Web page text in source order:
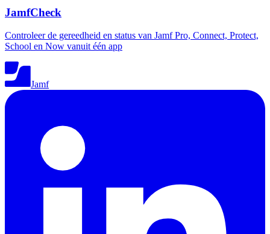
JamfCheck
Controleer de gereedheid en status van Jamf Pro, Connect, Protect,
School en Now vanuit één app
Jamf